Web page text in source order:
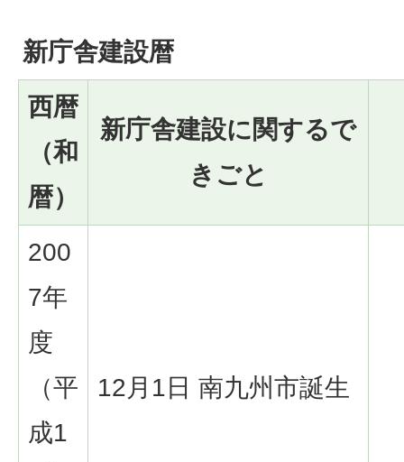
新庁舎建設暦
西暦
（和
暦）
新庁舎建設に関するで
きごと
200
7年
度
（平
成1
12月1日 南九州市誕生